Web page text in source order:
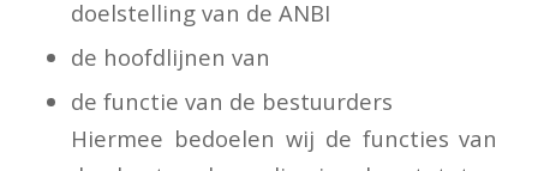
doelstelling van de ANBI
de hoofdlijnen van
de functie van de bestuurders
Hiermee bedoelen wij de functies van